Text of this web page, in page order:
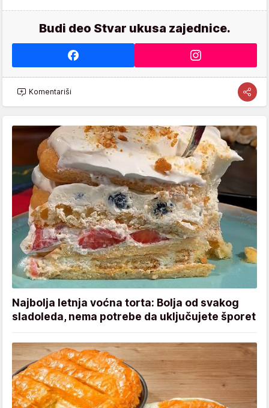
Budi deo Stvar ukusa zajednice.
Komentariši
Najbolja letnja voćna torta: Bolja od svakog
sladoleda, nema potrebe da uključujete šporet